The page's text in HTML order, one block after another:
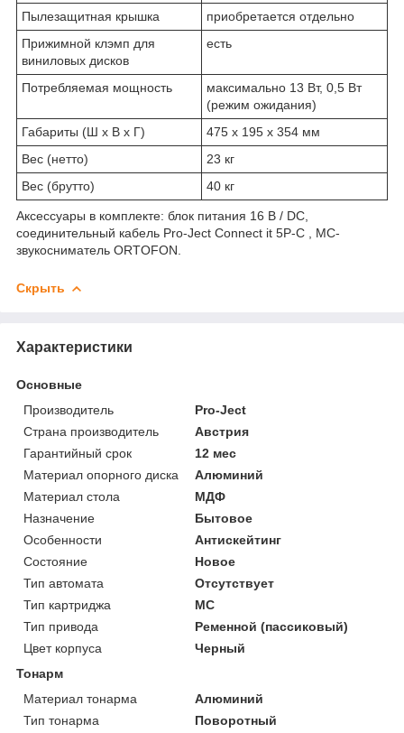
Пылезащитная крышка
приобретается отдельно
Прижимной клэмп для
виниловых дисков
есть
Потребляемая мощность
максимально 13 Вт, 0,5 Вт
(режим ожидания)
Габариты (Ш x В x Г)
475 x 195 x 354 мм
Вес (нетто)
23 кг
Вес (брутто)
40 кг
Аксессуары в комплекте: блок питания 16 В / DC,
соединительный кабель Pro-Ject Connect it 5P-C , MC-
звукосниматель ORTOFON.
Скрыть
Характеристики
Основные
Производитель
Pro-Ject
Страна производитель
Австрия
Гарантийный срок
12 мес
Материал опорного диска
Алюминий
Материал стола
МДФ
Назначение
Бытовое
Особенности
Антискейтинг
Состояние
Новое
Тип автомата
Отсутствует
Тип картриджа
MC
Тип привода
Ременной (пассиковый)
Цвет корпуса
Черный
Тонарм
Материал тонарма
Алюминий
Тип тонарма
Поворотный